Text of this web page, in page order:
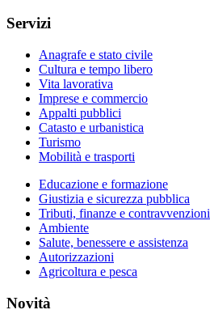
Servizi
Anagrafe e stato civile
Cultura e tempo libero
Vita lavorativa
Imprese e commercio
Appalti pubblici
Catasto e urbanistica
Turismo
Mobilità e trasporti
Educazione e formazione
Giustizia e sicurezza pubblica
Tributi, finanze e contravvenzioni
Ambiente
Salute, benessere e assistenza
Autorizzazioni
Agricoltura e pesca
Novità